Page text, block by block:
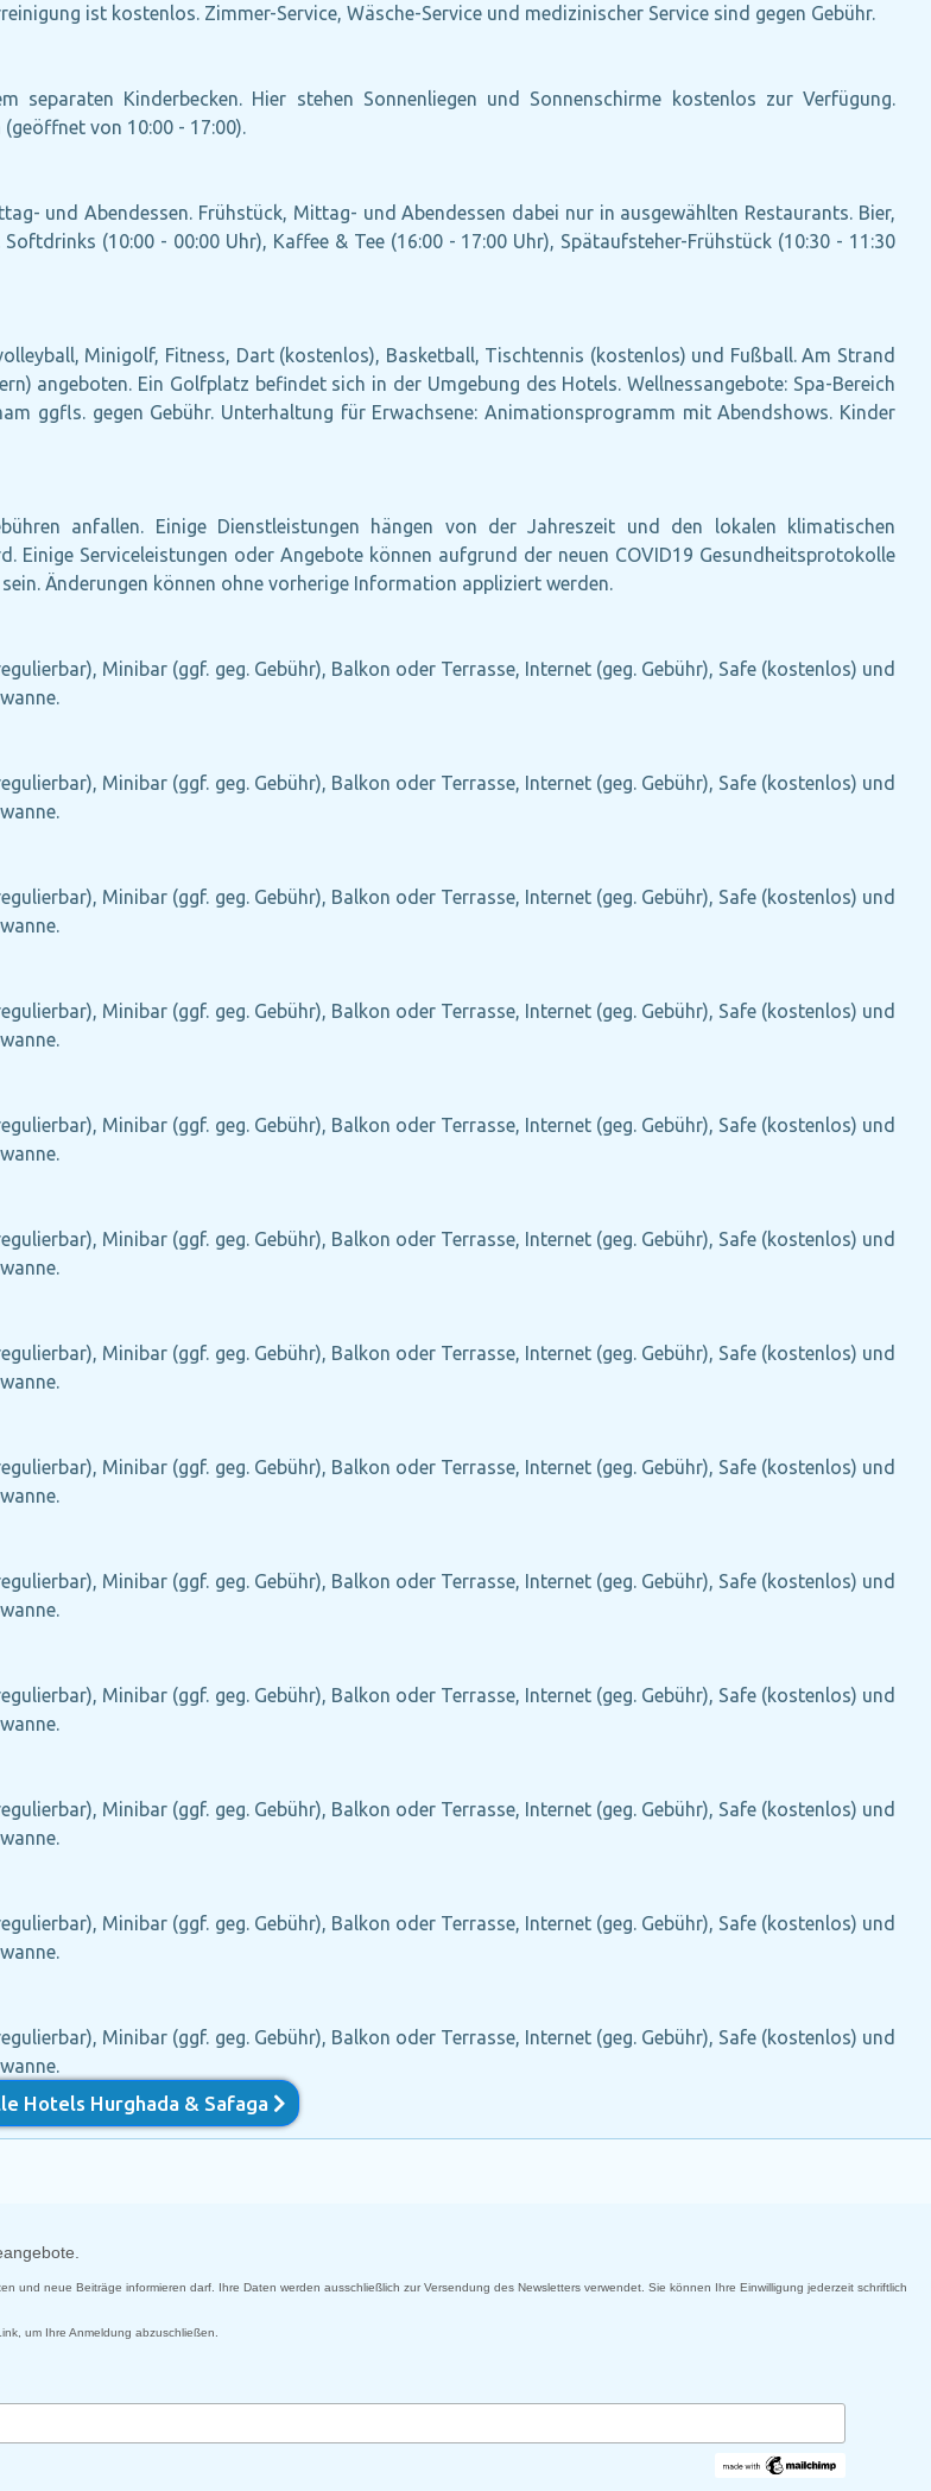
ist kostenlos. Zimmer-Service, Wäsche-Service und medizinischer Service sind gegen Gebühr.
separaten Kinderbecken. Hier stehen Sonnenliegen und Sonnenschirme kostenlos zur Verfügung.
von 10:00 - 17:00).
und Abendessen. Frühstück, Mittag- und Abendessen dabei nur in ausgewählten Restaurants. Bier,
(10:00 - 00:00 Uhr), Kaffee & Tee (16:00 - 17:00 Uhr), Spätaufsteher-Frühstück (10:30 - 11:30
Minigolf, Fitness, Dart (kostenlos), Basketball, Tischtennis (kostenlos) und Fußball. Am Strand
angeboten. Ein Golfplatz befindet sich in der Umgebung des Hotels. Wellnessangebote: Spa-Bereich
ggfls. gegen Gebühr. Unterhaltung für Erwachsene: Animationsprogramm mit Abendshows. Kinder
anfallen. Einige Dienstleistungen hängen von der Jahreszeit und den lokalen klimatischen
Einige Serviceleistungen oder Angebote können aufgrund der neuen COVID19 Gesundheitsprotokolle
Änderungen können ohne vorherige Information appliziert werden.
Minibar (ggf. geg. Gebühr), Balkon oder Terrasse, Internet (geg. Gebühr), Safe (kostenlos) und
Minibar (ggf. geg. Gebühr), Balkon oder Terrasse, Internet (geg. Gebühr), Safe (kostenlos) und
Minibar (ggf. geg. Gebühr), Balkon oder Terrasse, Internet (geg. Gebühr), Safe (kostenlos) und
Minibar (ggf. geg. Gebühr), Balkon oder Terrasse, Internet (geg. Gebühr), Safe (kostenlos) und
Minibar (ggf. geg. Gebühr), Balkon oder Terrasse, Internet (geg. Gebühr), Safe (kostenlos) und
Minibar (ggf. geg. Gebühr), Balkon oder Terrasse, Internet (geg. Gebühr), Safe (kostenlos) und
Minibar (ggf. geg. Gebühr), Balkon oder Terrasse, Internet (geg. Gebühr), Safe (kostenlos) und
Minibar (ggf. geg. Gebühr), Balkon oder Terrasse, Internet (geg. Gebühr), Safe (kostenlos) und
Minibar (ggf. geg. Gebühr), Balkon oder Terrasse, Internet (geg. Gebühr), Safe (kostenlos) und
Minibar (ggf. geg. Gebühr), Balkon oder Terrasse, Internet (geg. Gebühr), Safe (kostenlos) und
Minibar (ggf. geg. Gebühr), Balkon oder Terrasse, Internet (geg. Gebühr), Safe (kostenlos) und
Minibar (ggf. geg. Gebühr), Balkon oder Terrasse, Internet (geg. Gebühr), Safe (kostenlos) und
Minibar (ggf. geg. Gebühr), Balkon oder Terrasse, Internet (geg. Gebühr), Safe (kostenlos) und
Hotels Hurghada & Safaga
und neue Beiträge informieren darf. Ihre Daten werden ausschließlich zur Versendung des Newsletters verwendet. Sie können Ihre Einwilligung jederzeit schriftlich
um Ihre Anmeldung abzuschließen.